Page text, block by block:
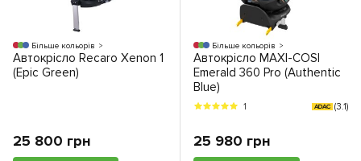
Більше кольорів
Автокрісло Recaro Xenon 1
(Epic Green)
25 800 грн
Більше кольорів
Автокрісло MAXI-COSI
Emerald 360 Pro (Authentic
Blue)
1 ADAC (3.1)
25 980 грн